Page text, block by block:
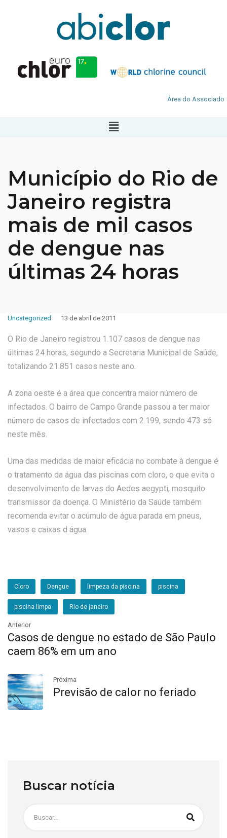
Área do Associado
Município do Rio de
Janeiro registra
mais de mil casos
de dengue nas
últimas 24 horas
Uncategorized 13 de abril de 2011
O Rio de Janeiro registrou 1.107 casos de dengue nas
últimas 24 horas, segundo a Secretaria Municipal de Saúde,
totalizando 21.851 casos neste ano.
A zona oeste é a área que concentra maior número de
infectados. O bairro de Campo Grande passou a ter maior
número de casos de infectados com 2.199, sendo 473 só
neste mês.
Uma das medidas de maior eficácia no combate à dengue é
o tratamento da água das piscinas com cloro, o que evita o
desenvolvimento de larvas do Aedes aegypti, mosquito
transmissor da doença. O Ministério da Saúde também
recomenda evitar o acúmulo de água parada em pneus,
vasos e caixas d água.
Cloro Dengue limpeza da piscina piscina
piscina limpa Rio de janeiro
Anterior
Casos de dengue no estado de São Paulo
caem 86% em um ano
Próxima
Previsão de calor no feriado
Buscar notícia